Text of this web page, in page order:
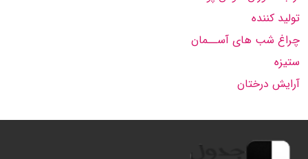
تولید کننده
چراغ شب های آســمان
ستیزه
آرایش درختان